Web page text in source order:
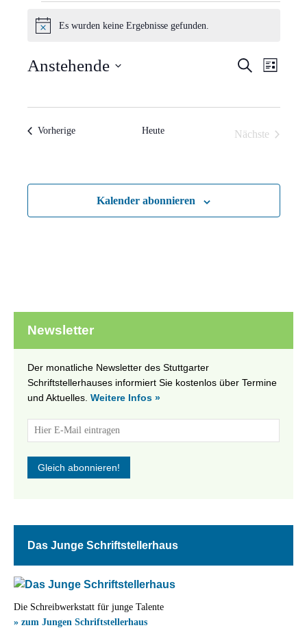
Veranstaltungen
Hinweis
Es wurden keine Ergebnisse gefunden.
SucheListe
Anstehende
wählen.
VorherigeVeranstaltungen Heute
Nächste
Kalender abonnieren
Newsletter
Der monatliche Newsletter des Stuttgarter
Schriftstellerhauses informiert Sie kostenlos über Termine
und Aktuelles. Weitere Infos »
Das Junge Schriftstellerhaus
Die Schreibwerkstatt für junge Talente
» zum Jungen Schriftstellerhaus